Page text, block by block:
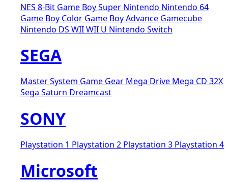
NES 8-Bit Game BoySuper Nintendo Nintendo 64
Game Boy Color Game Boy Advance Gamecube
Nintendo DS WIIWII U Nintendo Switch
SEGA
Master System Game Gear Mega Drive Mega CD 32X
Sega Saturn Dreamcast
SONY
Playstation 1 Playstation 2 Playstation 3 Playstation 4
Microsoft